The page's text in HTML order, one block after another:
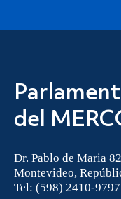
del
Dr. Pablo de Maria
Montevideo,
Tel: (598) 2410-9797